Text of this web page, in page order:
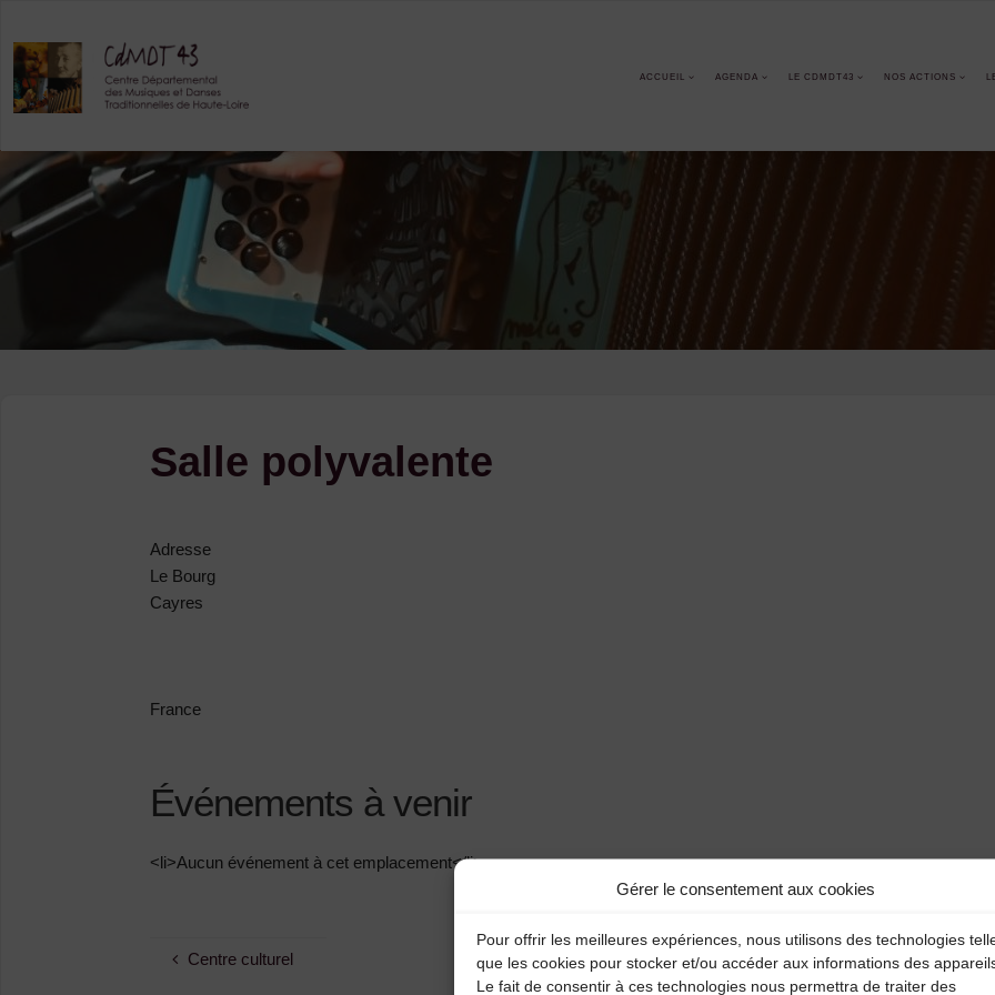
Gérer le consentement aux cookies
Pour offrir les meilleures expériences, nous utilisons des technologies
que les cookies pour stocker et/ou accéder aux informations des
Le fait de consentir à ces technologies nous permettra de traiter des
content
ACCUEIL AGENDA LE CDMDT43 NOS ACTIONS
Salle polyvalente
Adresse
Le Bourg
Cayres
France
Événements à venir
<li>Aucun événement à cet emplacement</li>
Centre culturel